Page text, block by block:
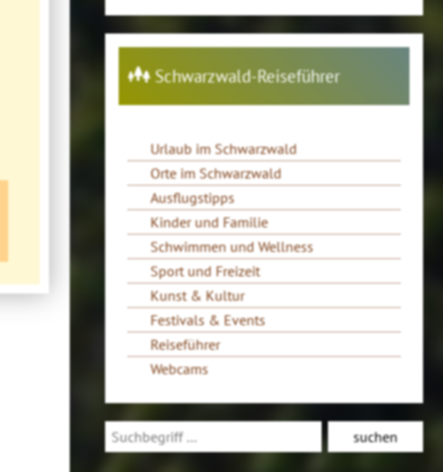
Schwarzwald-Reiseführer
Urlaub im Schwarzwald
Orte im Schwarzwald
Ausflugstipps
Kinder und Familie
Schwimmen und Wellness
Sport und Freizeit
Kunst & Kultur
Festivals & Events
Reiseführer
Webcams